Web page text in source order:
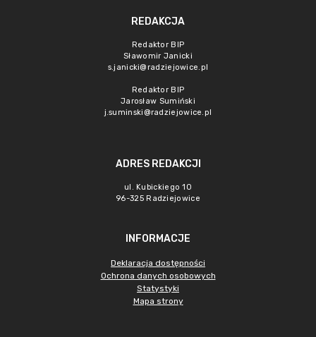
REDAKCJA
Redaktor BIP
Sławomir Janicki
s.janicki@radziejowice.pl
Redaktor BIP
Jarosław Sumiński
j.suminski@radziejowice.pl
ADRES REDAKCJI
ul. Kubickiego 10
96-325 Radziejowice
INFORMACJE
Deklaracja dostępności
Ochrona danych osobowych
Statystyki
Mapa strony